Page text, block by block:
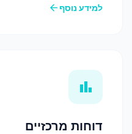
למידע נוסףarrow_back
bar_chart
דוחות מרכזיים